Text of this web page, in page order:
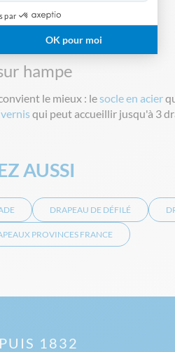
par
OK pour moi
hampe
le mieux : le socle en acier
qui peut accueillir jusqu'à 3
AUSSI
DRAPEAU DE DÉFILÉ
PROVINCES FRANCE
1832